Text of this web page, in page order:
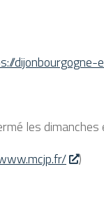
dijonbourgogne-
les dimanches
)